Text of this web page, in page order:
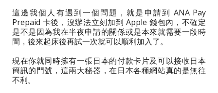
這邊我個人有遇到一個問題，就是申請到 ANA Pay
Prepaid 卡後，沒辦法立刻加到 Apple 錢包內，不確定
是不是因為我在半夜申請的關係或是本來就需要一段時
間，後來起床後再試一次就可以順利加入了。
現在你就同時擁有一張日本的付款卡片及可以接收日本
簡訊的門號，這兩大秘器，在日本各種網站真的是無往
不利。